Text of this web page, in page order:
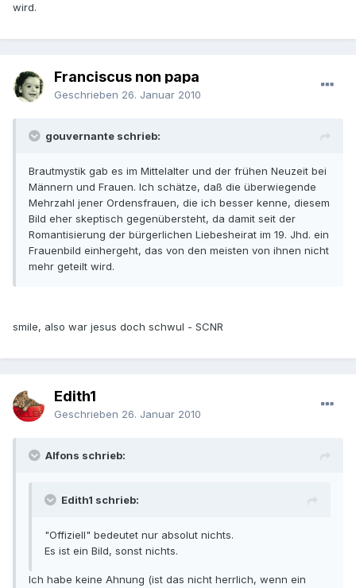
wird.
Franciscus non papa
Geschrieben 26. Januar 2010
gouvernante schrieb:
Brautmystik gab es im Mittelalter und der frühen Neuzeit bei
Männern und Frauen. Ich schätze, daß die überwiegende
Mehrzahl jener Ordensfrauen, die ich besser kenne, diesem
Bild eher skeptisch gegenübersteht, da damit seit der
Romantisierung der bürgerlichen Liebesheirat im 19. Jhd. ein
Frauenbild einhergeht, das von den meisten von ihnen nicht
mehr geteilt wird.
smile, also war jesus doch schwul - SCNR
Edith1
Geschrieben 26. Januar 2010
Alfons schrieb:
Edith1 schrieb:
"Offiziell" bedeutet nur absolut nichts.
Es ist ein Bild, sonst nichts.
Ich habe keine Ahnung (ist das nicht herrlich, wenn ein